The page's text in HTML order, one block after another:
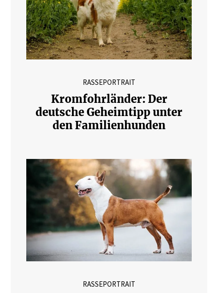
RASSEPORTRAIT
Kromfohrländer: Der
deutsche Geheimtipp unter
den Familienhunden
RASSEPORTRAIT